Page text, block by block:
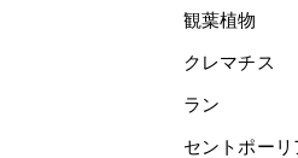
観葉植物
クレマチス
ラン
セントポーリ